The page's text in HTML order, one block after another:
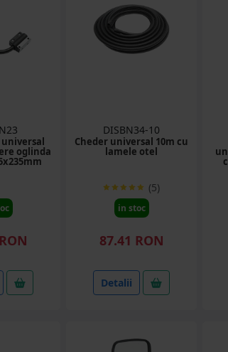
oglinda
DISBN34-10
Cheder universal 10m cu
lamele otel
(5)
in stoc
87.41 RON
Detalii